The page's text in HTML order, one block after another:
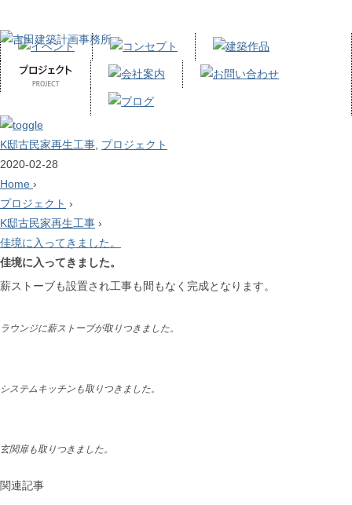
K邸古民家再生工事 プロジェクト
2020-02-28
Home ›
プロジェクト ›
K邸古民家再生工事 ›
佳境に入ってきました。
佳境に入ってきました。
薪ストーブも設置され工事も間もなく完成となります。
ラウンジに薪ストーブが取りつきました。
システムキッチンも取りつきました。
玄関扉も取りつきました。
関連記事